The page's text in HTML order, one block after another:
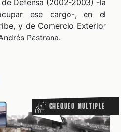
Defensa (2002-2003) -la
ese cargo-, en el
y de Comercio Exterior
Pastrana.
Chequeo Múltiple